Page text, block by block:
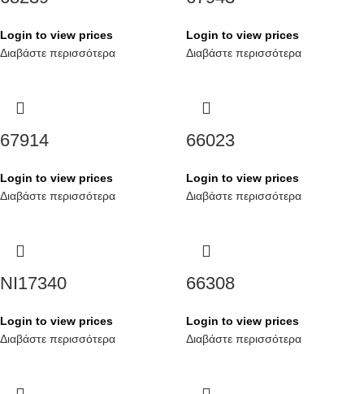
Login to view prices
Διαβάστε περισσότερα
Login to view prices
Διαβάστε περισσότερα
67914
Login to view prices
Διαβάστε περισσότερα
66023
Login to view prices
Διαβάστε περισσότερα
NI17340
Login to view prices
Διαβάστε περισσότερα
66308
Login to view prices
Διαβάστε περισσότερα